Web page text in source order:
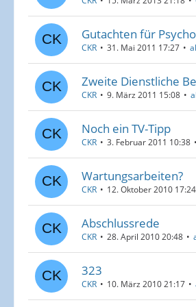
Gutachten für
CKR 31. Mai 2011 17:27
Zweite Dienstliche
CKR 9. März 2011 15:08
Noch ein TV-Tipp
CKR 3. Februar 2011 10:38
Wartungsarbeiten?
CKR 12. Oktober 2010 17:24
Abschlussrede
CKR 28. April 2010 20:48
323
CKR 10. März 2010 21:17